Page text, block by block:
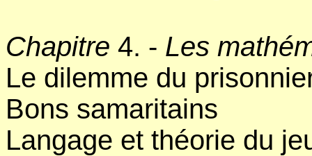
Chapitre 4. - Les
Le dilemme du
Bons samaritains
Langage et théorie du